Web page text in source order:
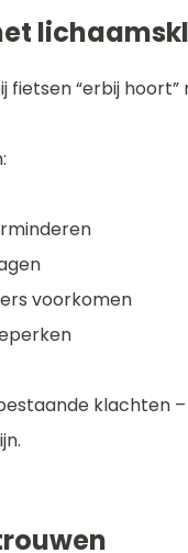
fietsen “erbij
voorkomen
klachten